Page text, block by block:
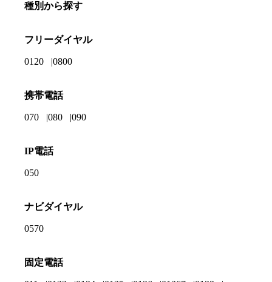
種別から探す
フリーダイヤル
0120 0800
携帯電話
070 080 090
IP電話
050
ナビダイヤル
0570
固定電話